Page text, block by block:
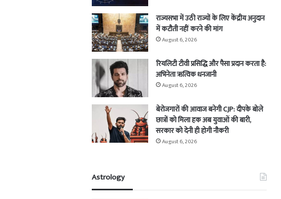
राज्यसभा में उठी राज्यों के लिए केंद्रीय अनुदान
में कटौती नहीं करने की मांग
August 6, 2026
रियलिटी टीवी प्रसिद्धि और पैसा प्रदान करता है:
अभिनेता ऋत्विक धनजानी
August 6, 2026
बेरोजगारों की आवाज बनेगी CJP: दीपके बोले
छात्रों को मिला हक अब युवाओं की बारी,
सरकार को देनी ही होगी नौकरी
August 6, 2026
Astrology